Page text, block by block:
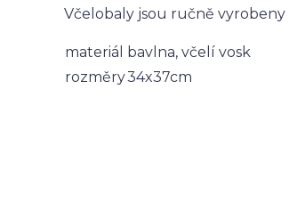
Včelobaly jsou ručně vyrobeny
materiál bavlna, včelí vosk
rozměry34x37cm